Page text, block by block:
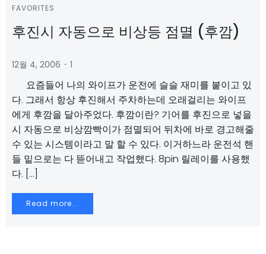
FAVORITES
후진시 자동으로 비상등 점멸 (후깜)
12월 4, 2006 - 1
요즘들어 나의 와이프가 운전에 슬슬 재미를 붙이고 있
다. 그래서 항상 후진해서 주차하는데 오래걸리는 와이프
에게 후깜을 달아주었다. 후깜이란? 기어를 후진으로 넣을
시 자동으로 비상깜빡이가 점멸되어 뒤차에 바로 경고해줄
수 있는 시스템이라고 말 할 수 있다. 이거하느라 운전석 핸
들 밑으로는 다 뜯어내고 작업했다. 8pin 릴레이를 사용했
다. […]
Read more...